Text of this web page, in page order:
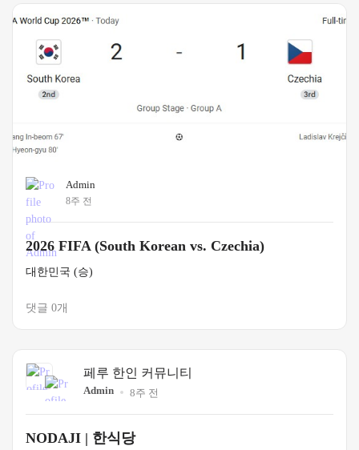
Admin
8주 전
2026 FIFA (South Korean vs. Czechia)
대한민국 (승)
댓글 0개
페루 한인 커뮤니티
Admin 8주 전
NODAJI | 한식당